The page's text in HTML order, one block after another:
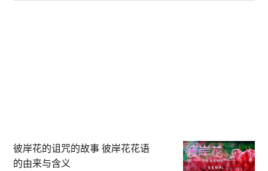
彼岸花的诅咒的故事 彼岸花花语
的由来与含义